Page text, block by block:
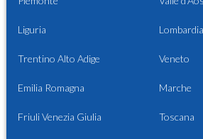
Liguria Lombardia
Trentino Alto Adige Veneto
Emilia Romagna Marche
Friuli Venezia Giulia Toscana